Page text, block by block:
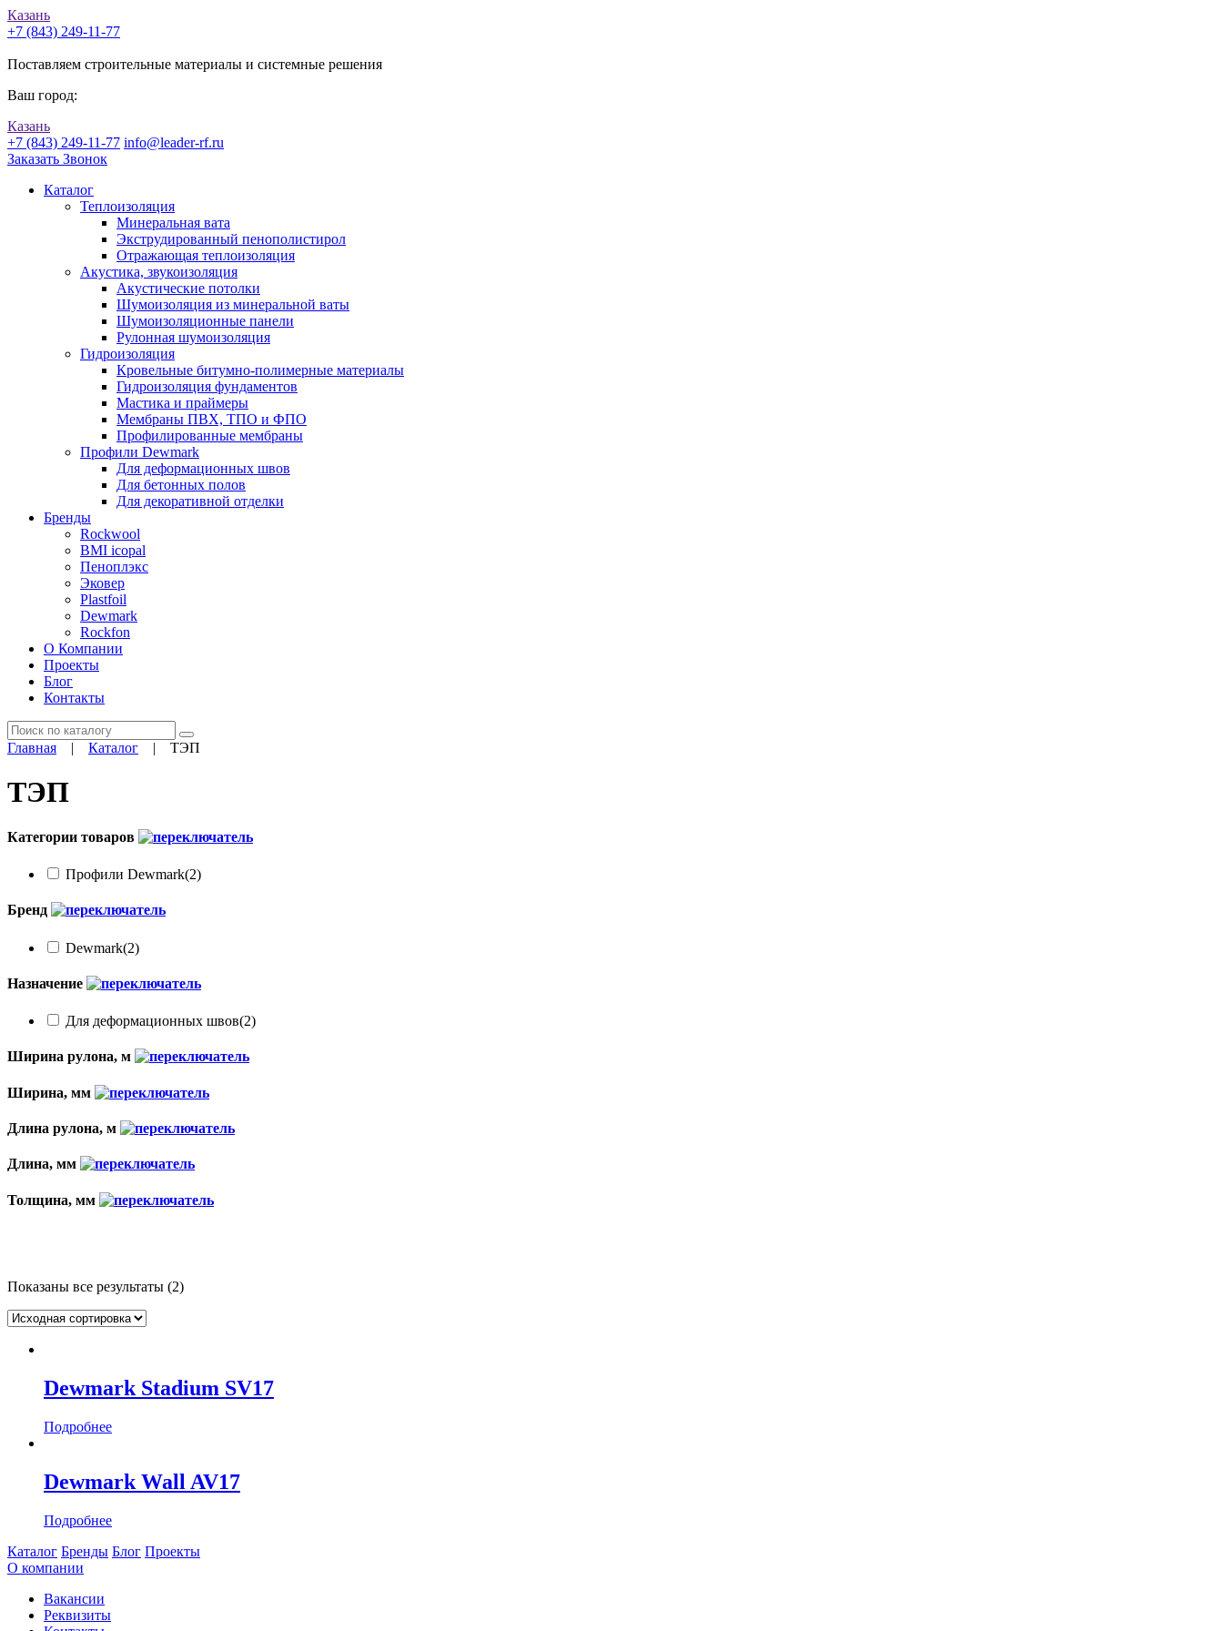
Казань
+7 (843) 249-11-77
Поставляем строительные материалы и системные решения
Ваш город:
Казань
+7 (843) 249-11-77 info@leader-rf.ru
Заказать Звонок
Каталог
Теплоизоляция
Минеральная вата
Экструдированный пенополистирол
Отражающая теплоизоляция
Акустика, звукоизоляция
Акустические потолки
Шумоизоляция из минеральной ваты
Шумоизоляционные панели
Рулонная шумоизоляция
Гидроизоляция
Кровельные битумно-полимерные материалы
Гидроизоляция фундаментов
Мастика и праймеры
Мембраны ПВХ, ТПО и ФПО
Профилированные мембраны
Профили Dewmark
Для деформационных швов
Для бетонных полов
Для декоративной отделки
Бренды
Rockwool
BMI icopal
Пеноплэкс
Эковер
Plastfoil
Dewmark
Rockfon
О Компании
Проекты
Блог
Контакты
Поиск
Главная | Каталог | ТЭП
ТЭП
Категории товаров
Профили Dewmark(2)
Бренд
Dewmark(2)
Назначение
Для деформационных швов(2)
Ширина рулона, м
Ширина, мм
Длина рулона, м
Длина, мм
Толщина, мм
Профили Dewmark
Бренд
Dewmark(2)
Ширина рулона, м
Ширина, мм
Длина рулона, м
Длина, мм
Показаны все результаты (2)
Dewmark Stadium SV17
Подробнее
Dewmark Wall AV17
Подробнее
Каталог Бренды Блог Проекты
О компании
Вакансии
Реквизиты